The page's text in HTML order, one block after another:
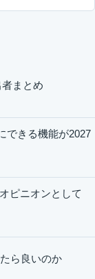
まとめ
できる機能が2027
ピニオンとして
ら良いのか